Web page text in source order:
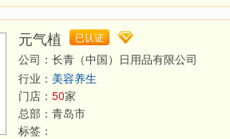
元气植 已认证
公司：长青（中国）日用品有限公司
行业： 美容养生
门店： 50家
总部： 青岛市
标签：